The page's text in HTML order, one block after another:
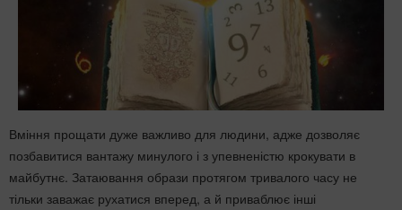
Вміння прощати дуже важливо для людини, адже дозволяє
позбавитися вантажу минулого і з упевненістю крокувати в
майбутнє. Затаювання образи протягом тривалого часу не
тільки заважає рухатися вперед, а й приваблює інші